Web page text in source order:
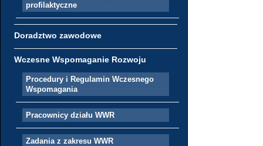
profilaktyczne
Doradztwo zawodowe
Wczesne Wspomaganie Rozwoju
Procedury i Regulamin Wczesnego
Wspomagania
Pracownicy działu WWR
Zadania z zakresu WWR